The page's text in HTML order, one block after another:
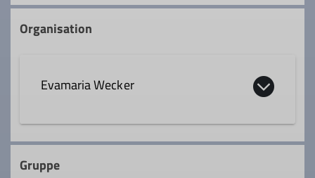
Organisation
Evamaria Wecker
0160 94825079
Gruppe